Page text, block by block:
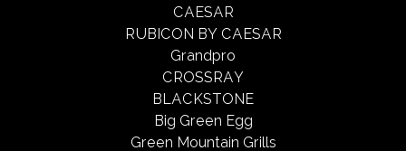
CAESAR
RUBICON BY CAESAR
Grandpro
CROSSRAY
BLACKSTONE
Big Green Egg
Green Mountain Grills